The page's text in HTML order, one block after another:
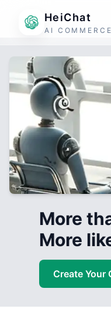
HeiChat
AI
More
More
Create Your